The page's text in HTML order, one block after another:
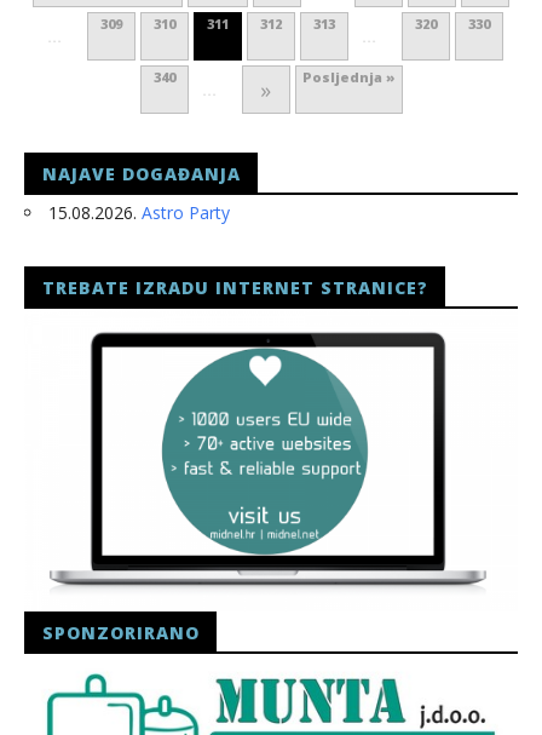
...
309 310 311 312 313
...
320 330
340
... » Posljednja »
NAJAVE DOGAĐANJA
15.08.2026. Astro Party
TREBATE IZRADU INTERNET STRANICE?
SPONZORIRANO